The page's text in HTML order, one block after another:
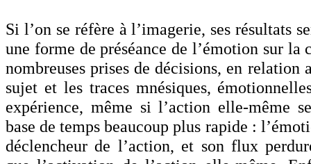
Si l’on se réfère à l’imagerie, ses résultats
une forme de préséance de l’émotion sur la
nombreuses prises de décisions, en relation
sujet et les traces mnésiques,
expérience, même si l’action elle-même
base de temps beaucoup plus rapide :
déclencheur de l’action, et son flux